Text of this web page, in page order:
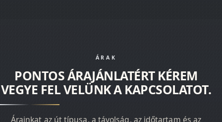
ÁRAK
PONTOS ÁRAJÁNLATÉRT KÉREM
VEGYE FEL VELÜNK A KAPCSOLATOT.
Árainkat az út típusa, a távolság, az időtartam és az